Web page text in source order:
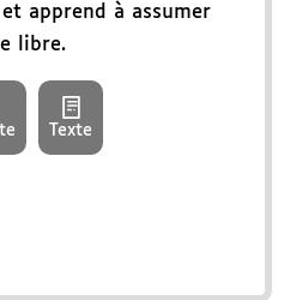
apprend à assumer
libre.
Texte